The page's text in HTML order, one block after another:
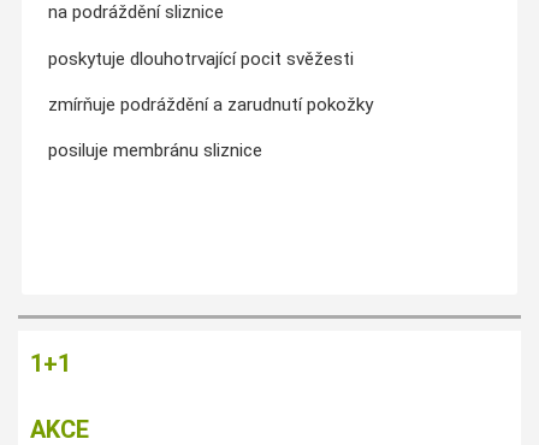
na podráždění sliznice
poskytuje dlouhotrvající pocit svěžesti
zmírňuje podráždění a zarudnutí pokožky
posiluje membránu sliznice
1+1
AKCE